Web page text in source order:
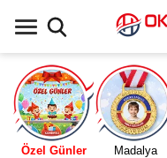
Özel Günler Madalya